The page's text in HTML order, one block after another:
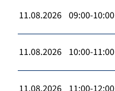
11.08.2026 09:00-10:00
11.08.2026 10:00-11:00